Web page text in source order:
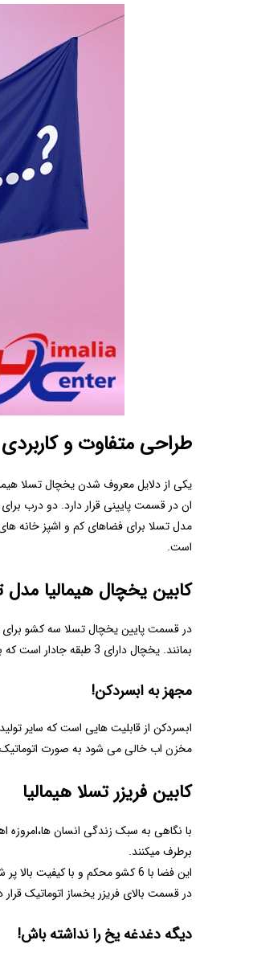
طراحی متفاوت و کاربردی
یکی از دلایل معروف شدن یخچال تسلا
ان در قسمت پایینی قرار دارد. دو درب
است.
کابین یخچال هیمالیا مدل
در قسمت پایین یخچال تسلا سه کشو برای
بمانند. یخچال دارای 3 طبقه جادار است که با 2 تیغه شیشه ای بسیار مقاوم از هم جدا شده است. بخش داخلی درب یخچال 5 طبقه دارد که برای نگه داری از محصولات کوچک و بطری ها استفاده میشود.
مجهز به ابسردکن!
ابسردکن از قابلیت هایی است که سایر
مخزن اب خالی می شود به صورت اتوماتیک
کابین فریزر تسلا هیمالیا
برطرف میکنند.
در قسمت بالای فریزر یخساز اتوماتیک قرار
دیگه دغدغه یخ را نداشته باش!